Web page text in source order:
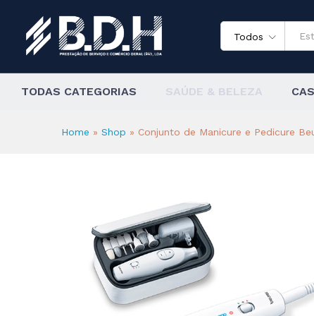
Todos
TODAS CATEGORIAS SAÚDE & BELEZA
Home » Shop » Conjunto de Manicure e Pedicure
Descrição